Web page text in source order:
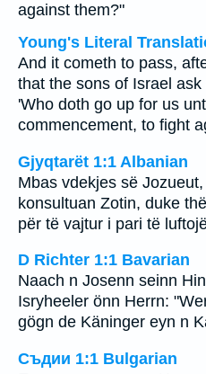
against them?"
Young's Literal
And it cometh to pass,
that the sons of Israel
'Who doth go up for us
commencement, to fight
Gjyqtarët 1:1 Albanian
Mbas vdekjes së
konsultuan Zotin, duke
për të vajtur i pari të
D Richter 1:1 Bavarian
Naach n Josenn seinn
Isryheeler önn Herrn:
gögn de Käninger eyn n
Съдии 1:1 Bulgarian